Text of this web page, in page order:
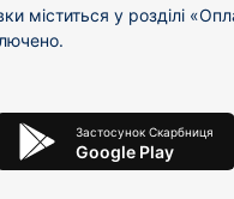
міститься у розділі
Застосунок Скарбниця
Google Play